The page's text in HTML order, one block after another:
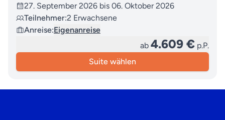
27. September 2026 bis 06. Oktober 2026
Teilnehmer:2 Erwachsene
Anreise:Eigenanreise
ab 4.609 € p.P.
Suite wählen